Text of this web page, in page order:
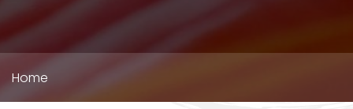
Kruimelpad
Home